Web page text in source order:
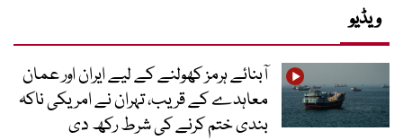
ویڈیو
آبنائے ہرمز کھولنے کے لیے ایران اور عمان
معاہدے کے قریب، تہران نے امریکی ناکہ
بندی ختم کرنے کی شرط رکھ دی